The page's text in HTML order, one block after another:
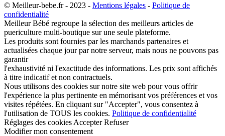
© Meilleur-bebe.fr - 2023 - Mentions légales - Politique de
confidentialité
Meilleur Bébé regroupe la sélection des meilleurs articles de
puericulture multi-boutique sur une seule plateforme.
Les produits sont fournies par les marchands partenaires et
actualisées chaque jour par notre serveur, mais nous ne pouvons pas
garantir
l'exhaustivité ni l'exactitude des informations. Les prix sont affichés
à titre indicatif et non contractuels.
Nous utilisons des cookies sur notre site web pour vous offrir
l'expérience la plus pertinente en mémorisant vos préférences et vos
visites répétées. En cliquant sur "Accepter", vous consentez à
l'utilisation de TOUS les cookies. Politique de confidentialité
Réglages des cookies Accepter Refuser
Modifier mon consentement